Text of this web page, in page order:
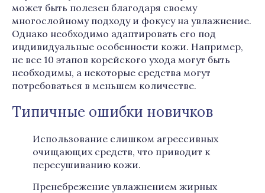
может быть полезен благодаря своему
многослойному подходу и фокусу на увлажнение.
Однако необходимо адаптировать его под
индивидуальные особенности кожи. Например,
не все 10 этапов корейского ухода могут быть
необходимы, а некоторые средства могут
потребоваться в меньшем количестве.
Типичные ошибки новичков
Использование слишком агрессивных
очищающих средств, что приводит к
пересушиванию кожи.
Пренебрежение увлажнением жирных